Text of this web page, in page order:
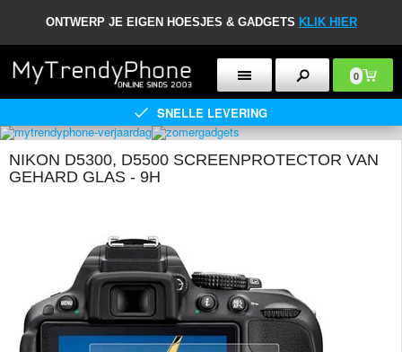
ONTWERP JE EIGEN HOESJES & GADGETS KLIK HIER
0
SNELLE LEVERING
NIKON D5300, D5500 SCREENPROTECTOR VAN
GEHARD GLAS - 9H